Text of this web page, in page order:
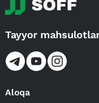
Tayyor
Aloqa